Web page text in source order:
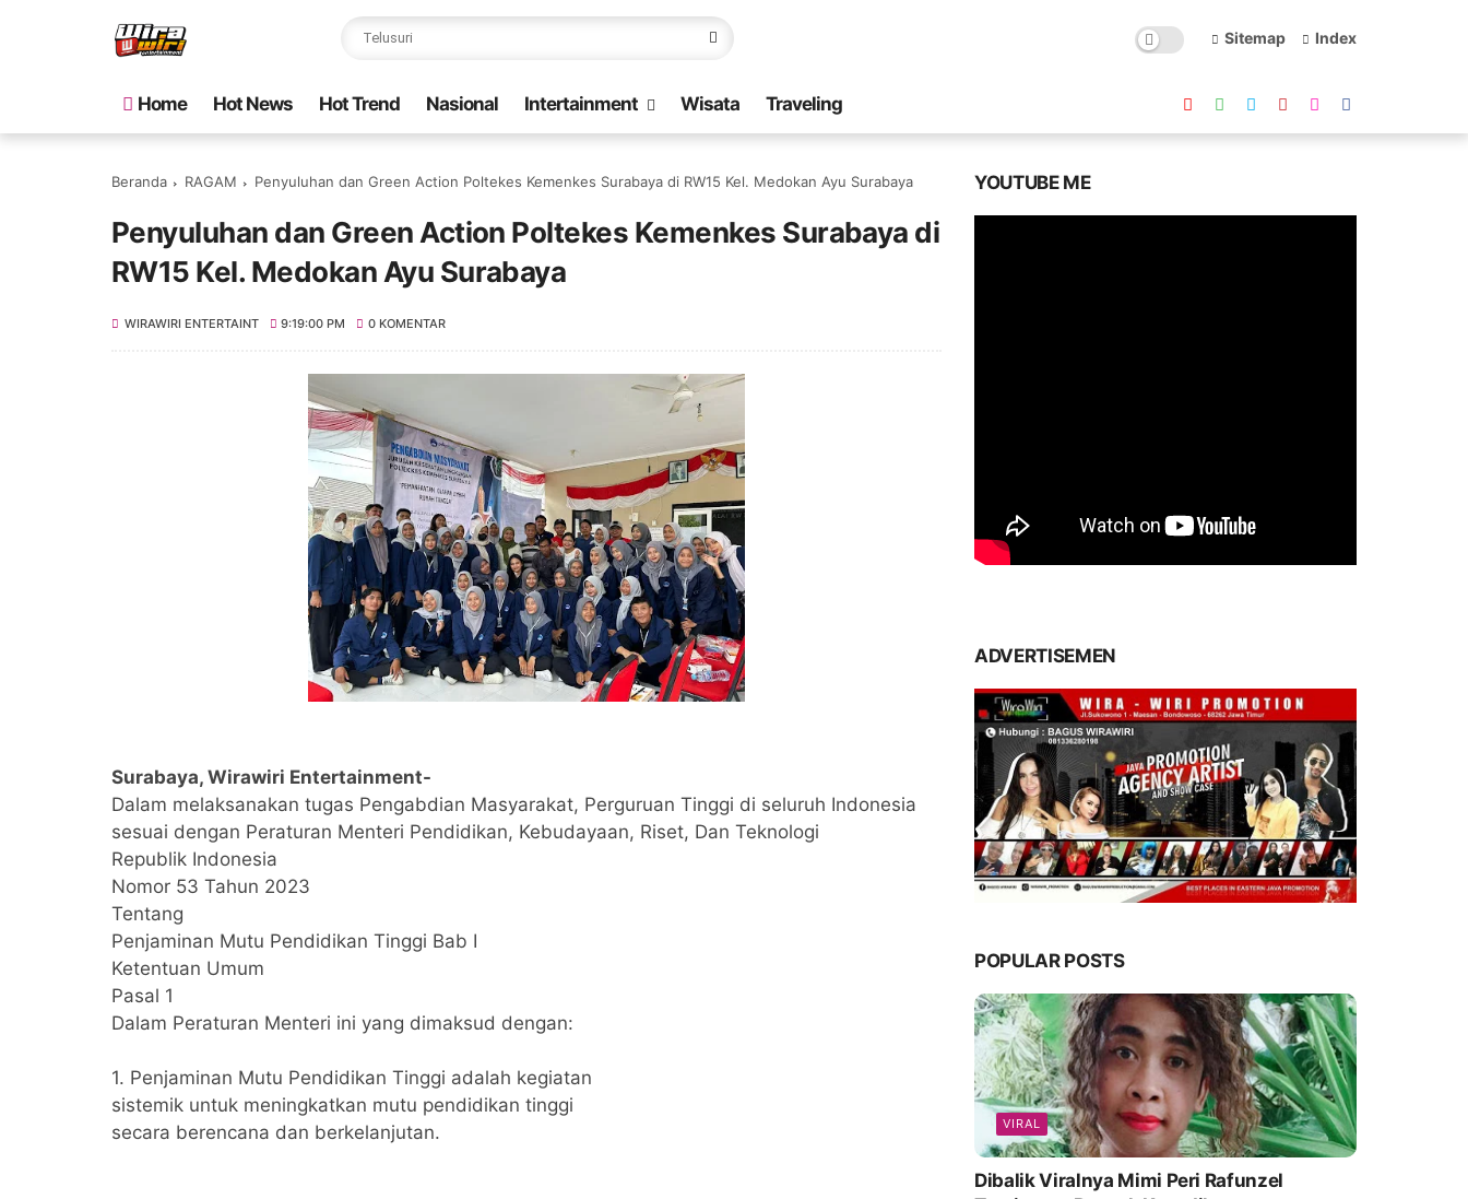
Sitemap Index
Home Hot News Hot Trend Nasional Intertainment Wisata Traveling
Beranda RAGAM Penyuluhan dan Green Action Poltekes Kemenkes Surabaya di RW15 Kel. Medokan Ayu Surabaya
Penyuluhan dan Green Action Poltekes Kemenkes Surabaya di
RW15 Kel. Medokan Ayu Surabaya
WIRAWIRI ENTERTAINT 9:19:00 PM 0 KOMENTAR
Surabaya, Wirawiri Entertainment-
Dalam melaksanakan tugas Pengabdian Masyarakat, Perguruan Tinggi di seluruh Indonesia
sesuai dengan Peraturan Menteri Pendidikan, Kebudayaan, Riset, Dan Teknologi
Republik Indonesia
Nomor 53 Tahun 2023
Tentang
Penjaminan Mutu Pendidikan Tinggi Bab I
Ketentuan Umum
Pasal 1
Dalam Peraturan Menteri ini yang dimaksud dengan:
1. Penjaminan Mutu Pendidikan Tinggi adalah kegiatan
sistemik untuk meningkatkan mutu pendidikan tinggi
secara berencana dan berkelanjutan.
YOUTUBE ME
ADVERTISEMEN
POPULAR POSTS
VIRAL
Dibalik Viralnya Mimi Peri Rafunzel